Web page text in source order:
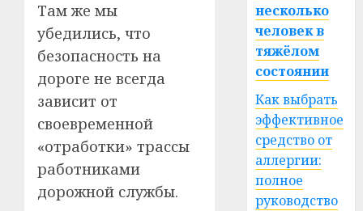
Там же мы
убедились, что
безопасность на
дороге не всегда
зависит от
своевременной
«отработки» трассы
работниками
дорожной службы.
несколько
человек в
тяжёлом
состоянии
Как выбрать
эффективное
средство от
аллергии:
полное
руководство